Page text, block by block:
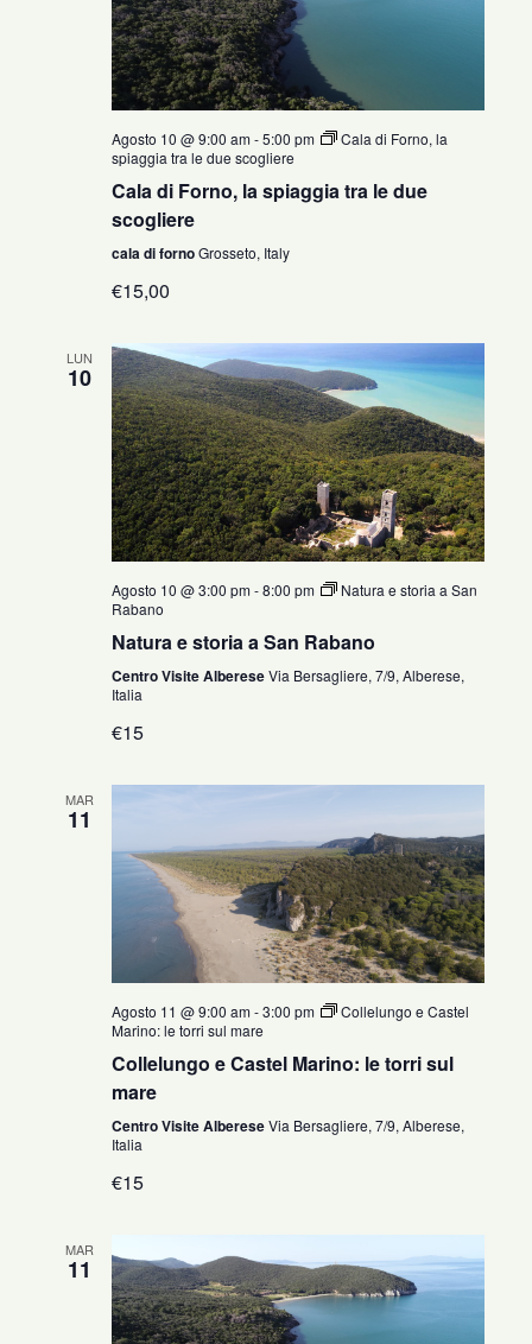
Agosto 10 @ 9:00 am-5:00 pm
Cala di Forno, la
spiaggia tra le due scogliere
Cala di Forno, la spiaggia tra le due
scogliere
cala di fornoGrosseto, Italy
€15,00
LUN
10
Agosto 10 @ 3:00 pm-8:00 pm
Natura e storia a San
Rabano
Natura e storia a San Rabano
Centro Visite AlbereseVia Bersagliere, 7/9, Alberese,
Italia
€15
MAR
11
Agosto 11 @ 9:00 am-3:00 pm
Collelungo e Castel
Marino: le torri sul mare
Collelungo e Castel Marino: le torri sul
mare
Centro Visite AlbereseVia Bersagliere, 7/9, Alberese,
Italia
€15
MAR
11